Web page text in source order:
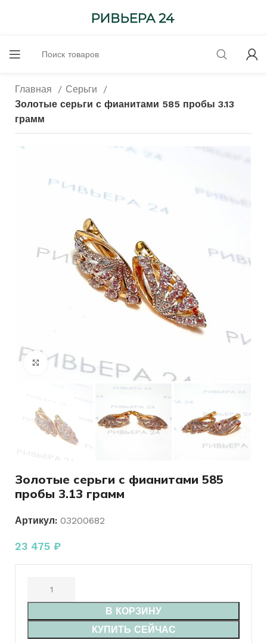
Главная
Серьги
Золотые серьги с фианитами 585 пробы 3.13
грамм
Нажмите, чтобы увеличить
Золотые серьги с фианитами 585
пробы 3.13 грамм
Артикул: 03200682
23 475 ₽
В КОРЗИНУ
КУПИТЬ СЕЙЧАС